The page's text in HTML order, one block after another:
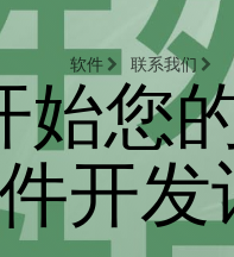
软件 联系我们
始您
开发